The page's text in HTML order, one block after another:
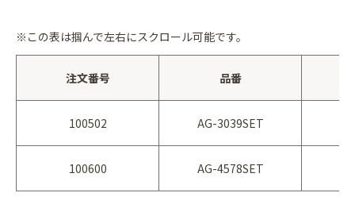
※この表は掴んで左右にスクロール可能です。
注文番号 品番
100502 AG-3039SET
100600 AG-4578SET